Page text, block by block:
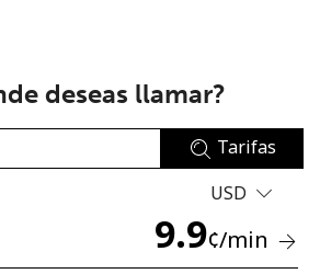
deseas llamar?
Tarifas
USD
9.9¢/min